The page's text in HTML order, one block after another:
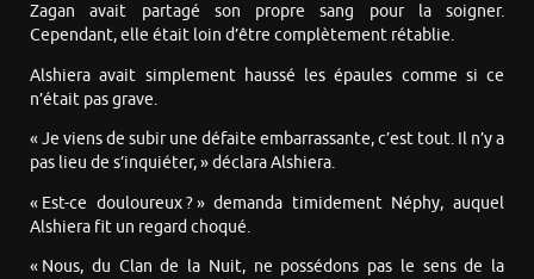
Zagan avait partagé son propre sang pour la soigner.
Cependant, elle était loin d’être complètement rétablie.
Alshiera avait simplement haussé les épaules comme si ce
n’était pas grave.
« Je viens de subir une défaite embarrassante, c’est tout. Il n’y a
pas lieu de s’inquiéter, » déclara Alshiera.
« Est-ce douloureux ? » demanda timidement Néphy, auquel
Alshiera fit un regard choqué.
« Nous, du Clan de la Nuit, ne possédons pas le sens de la